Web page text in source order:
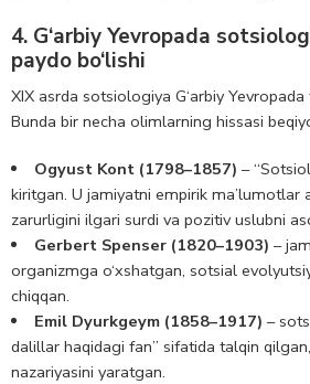
4. G‘arbiy Yevropada
paydo bo‘lishi
XIX asrda sotsiologiya G‘arbiy
Bunda bir necha olimlarning hissasi
Ogyust Kont (1798–1857) –
kiritgan. U jamiyatni empirik ma’lumotlar
zarurligini ilgari surdi va pozitiv uslubni
Gerbert Spenser (1820–1903) –
organizmga o‘xshatgan, sotsial
chiqqan.
Emil Dyurkgeym (1858–1917) –
dalillar haqidagi fan” sifatida talqin
nazariyasini yaratgan.